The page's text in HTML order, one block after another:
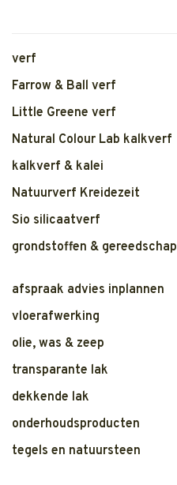
verf
Farrow & Ball verf
Little Greene verf
Natural Colour Lab kalkverf
kalkverf & kalei
Natuurverf Kreidezeit
Sio silicaatverf
grondstoffen & gereedschap
afspraak advies inplannen
vloerafwerking
olie, was & zeep
transparante lak
dekkende lak
onderhoudsproducten
tegels en natuursteen